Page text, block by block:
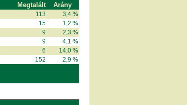
Megtalált Arány
113
3,4 %
15
1,2 %
9
2,3 %
9
4,1 %
6
14,0 %
152 2,9 %